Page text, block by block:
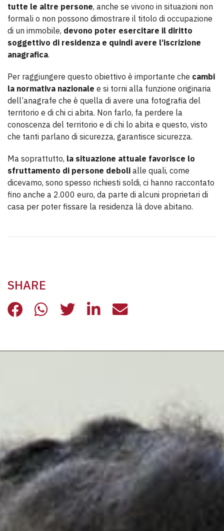
tutte le altre persone, anche se vivono in situazioni non
formali o non possono dimostrare il titolo di occupazione
di un immobile, devono poter esercitare il diritto
soggettivo di residenza e quindi avere l’iscrizione
anagrafica.
Per raggiungere questo obiettivo è importante che cambi
la normativa nazionale e si torni alla funzione originaria
dell’anagrafe che è quella di avere una fotografia del
territorio e di chi ci abita. Non farlo, fa perdere la
conoscenza del territorio e di chi lo abita e questo, visto
che tanti parlano di sicurezza, garantisce sicurezza.
Ma soprattutto, la situazione attuale favorisce lo
sfruttamento di persone deboli alle quali, come
dicevamo, sono spesso richiesti soldi, ci hanno raccontato
fino anche a 2.000 euro, da parte di alcuni proprietari di
casa per poter fissare la residenza là dove abitano.
SHARE
LA RESIDENZA, PRIMO PASSO PER
LA RESIDENZA, PRIMO PASSO
LA RESIDENZA, PRIMO
LA RESIDENZA,
LA RESIDENZA,